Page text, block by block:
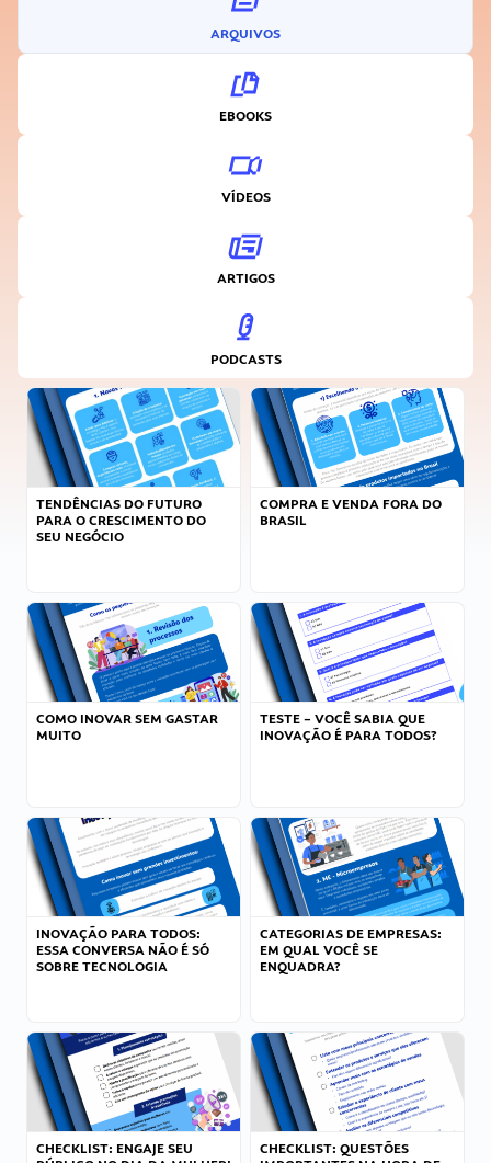
ARQUIVOS
EBOOKS
VÍDEOS
ARTIGOS
PODCASTS
TENDÊNCIAS DO FUTURO
PARA O CRESCIMENTO DO
SEU NEGÓCIO
COMPRA E VENDA FORA DO
BRASIL
COMO INOVAR SEM GASTAR
MUITO
TESTE – VOCÊ SABIA QUE
INOVAÇÃO É PARA TODOS?
INOVAÇÃO PARA TODOS:
ESSA CONVERSA NÃO É SÓ
SOBRE TECNOLOGIA
CATEGORIAS DE EMPRESAS:
EM QUAL VOCÊ SE
ENQUADRA?
CHECKLIST: ENGAJE SEU
CHECKLIST: QUESTÕES